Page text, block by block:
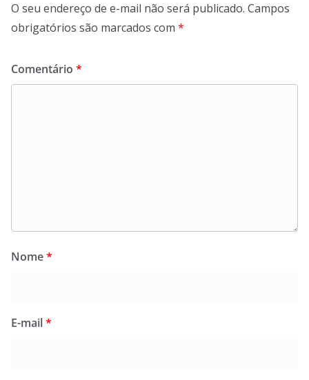
O seu endereço de e-mail não será publicado. Campos
obrigatórios são marcados com *
Comentário *
Nome*
E-mail*